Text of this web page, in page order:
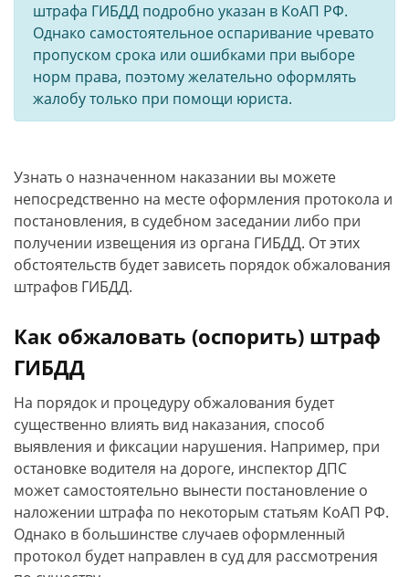
штрафа ГИБДД подробно указан в КоАП РФ.
Однако самостоятельное оспаривание чревато
пропуском срока или ошибками при выборе
норм права, поэтому желательно оформлять
жалобу только при помощи юриста.
Узнать о назначенном наказании вы можете
непосредственно на месте оформления протокола и
постановления, в судебном заседании либо при
получении извещения из органа ГИБДД. От этих
обстоятельств будет зависеть порядок обжалования
штрафов ГИБДД.
Как обжаловать (оспорить) штраф
ГИБДД
На порядок и процедуру обжалования будет
существенно влиять вид наказания, способ
выявления и фиксации нарушения. Например, при
остановке водителя на дороге, инспектор ДПС
может самостоятельно вынести постановление о
наложении штрафа по некоторым статьям КоАП РФ.
Однако в большинстве случаев оформленный
протокол будет направлен в суд для рассмотрения